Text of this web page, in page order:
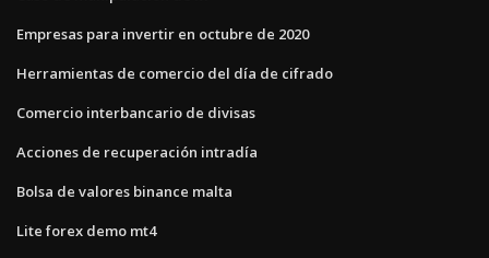
Empresas para invertir en octubre de 2020
Herramientas de comercio del día de cifrado
Comercio interbancario de divisas
Acciones de recuperación intradía
Bolsa de valores binance malta
Lite forex demo mt4